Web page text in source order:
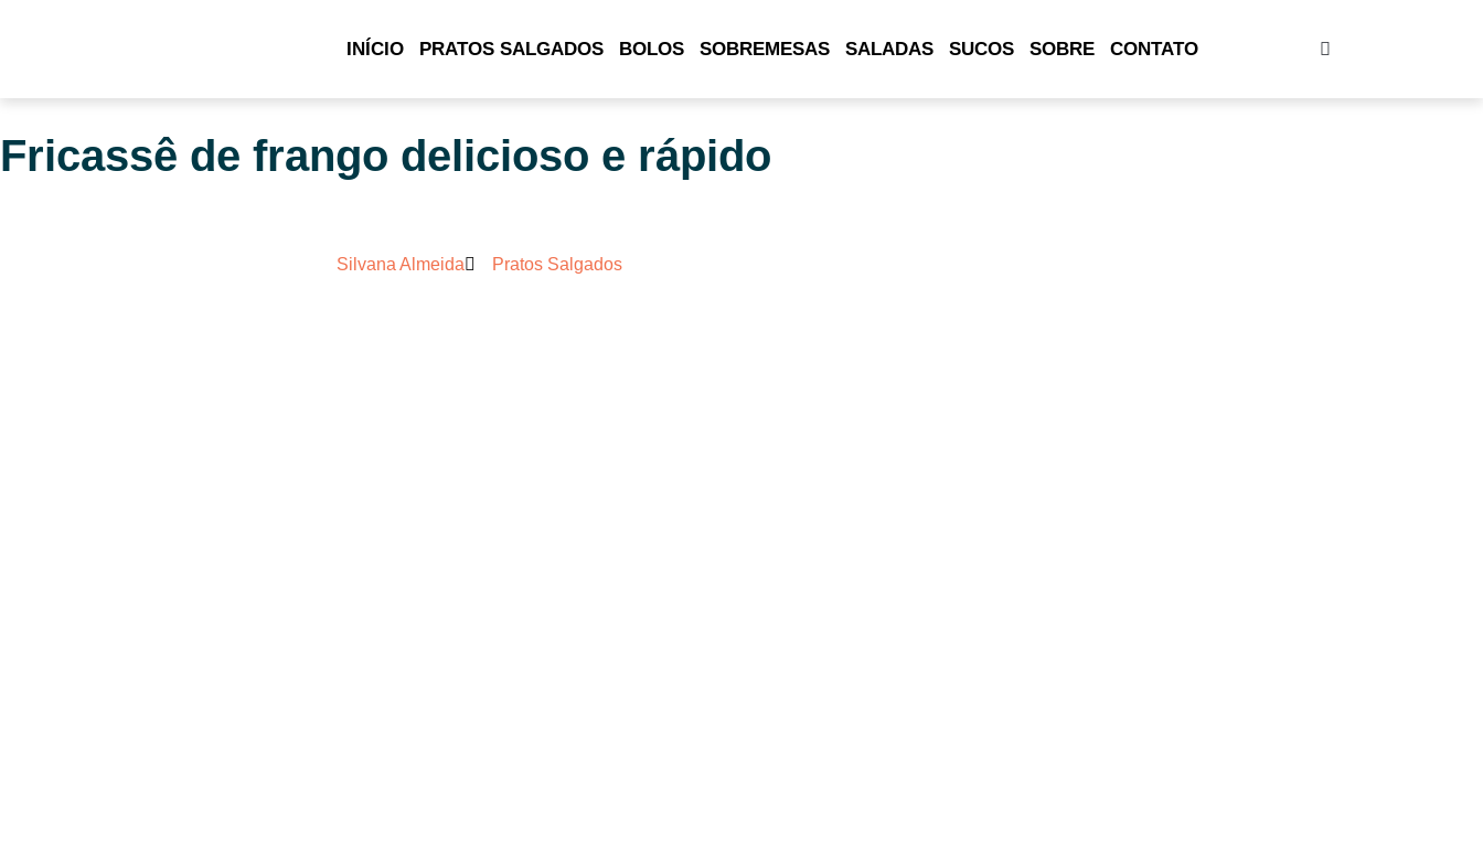
INÍCIO PRATOS SALGADOS BOLOS SOBREMESAS SALADAS SUCOS SOBRE CONTATO
Fricassê de frango delicioso e rápido
Silvana Almeida Pratos Salgados